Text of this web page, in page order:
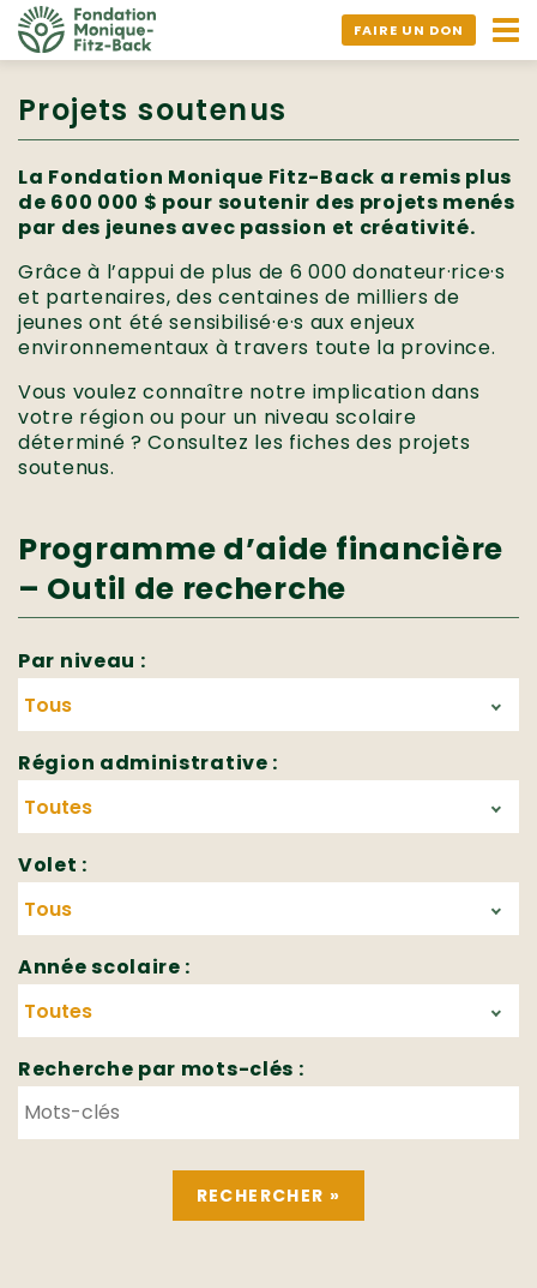
FAIRE UN DON
Projets soutenus
La Fondation Monique Fitz-Back a remis plus
de 600 000 $ pour soutenir des projets menés
par des jeunes avec passion et créativité.
Grâce à l’appui de plus de 6 000 donateur·rice·s
et partenaires, des centaines de milliers de
jeunes ont été sensibilisé·e·s aux enjeux
environnementaux à travers toute la province.
Vous voulez connaître notre implication dans
votre région ou pour un niveau scolaire
déterminé ? Consultez les fiches des projets
soutenus.
Programme d’aide financière
– Outil de recherche
Par niveau :
Région administrative :
Volet :
Année scolaire :
Recherche par mots-clés :